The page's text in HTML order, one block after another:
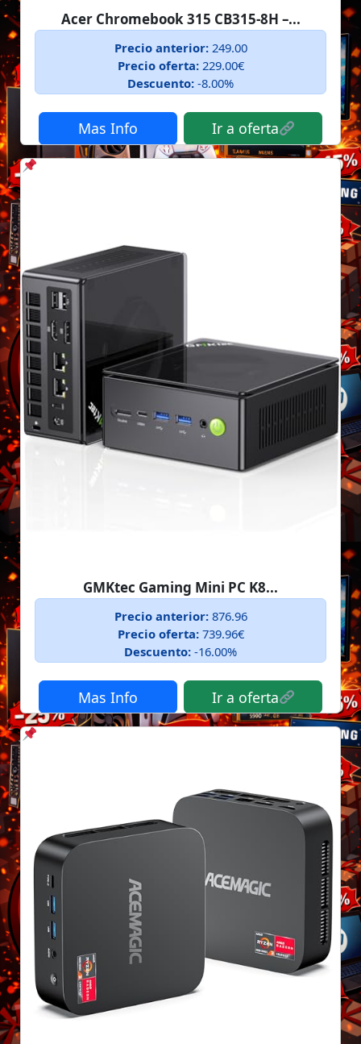
Acer Chromebook 315 CB315-8H –...
Precio anterior:249.00
Precio oferta:229.00€
Descuento: -8.00%
Mas Info Ir a oferta
GMKtec Gaming Mini PC K8...
Precio anterior:876.96
Precio oferta:739.96€
Descuento: -16.00%
Mas Info Ir a oferta